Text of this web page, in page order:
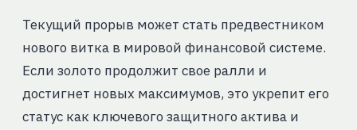
Текущий прорыв может стать предвестником
нового витка в мировой финансовой системе.
Если золото продолжит свое ралли и
достигнет новых максимумов, это укрепит его
статус как ключевого защитного актива и